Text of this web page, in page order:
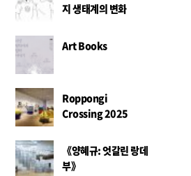
지 생태계의 변화
Art Books
Roppongi
Crossing 2025
《양혜규: 엇갈린 랑데
부》